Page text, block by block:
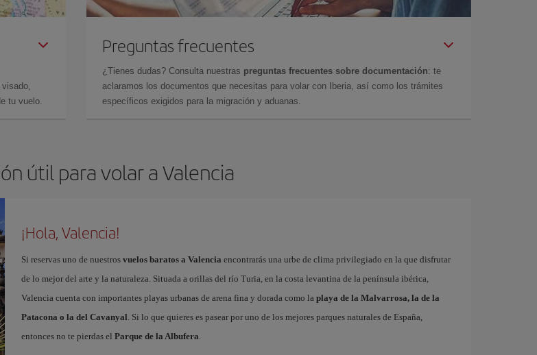
tu vuelo.
Preguntas frecuentes
¿Tienes dudas? Consulta nuestras preguntas frecuentes sobre documentación: te
aclaramos los documentos que necesitas para volar con Iberia, así como los trámites
específicos exigidos para la migración y aduanas.
útil para volar a Valencia
¡Hola, Valencia!
Si reservas uno de nuestros vuelos baratos a Valencia encontrarás una urbe de clima privilegiado en la que disfrutar
de lo mejor del arte y la naturaleza. Situada a orillas del río Turia, en la costa levantina de la península ibérica,
Valencia cuenta con importantes playas urbanas de arena fina y dorada como la playa de la Malvarrosa, la de la
Patacona o la del Cavanyal. Si lo que quieres es pasear por uno de los mejores parques naturales de España,
entonces no te pierdas el Parque de la Albufera.